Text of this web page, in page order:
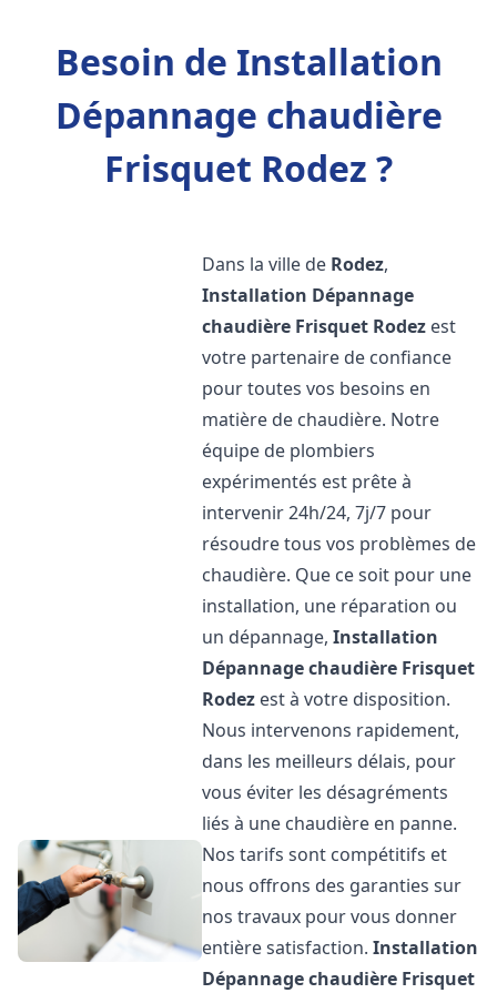
Besoin de Installation
Dépannage chaudière
Frisquet Rodez ?
Dans la ville de Rodez,
Installation Dépannage
chaudière Frisquet Rodez est
votre partenaire de confiance
pour toutes vos besoins en
matière de chaudière. Notre
équipe de plombiers
expérimentés est prête à
intervenir 24h/24, 7j/7 pour
résoudre tous vos problèmes de
chaudière. Que ce soit pour une
installation, une réparation ou
un dépannage,Installation
Dépannage chaudière Frisquet
Rodez est à votre disposition.
Nous intervenons rapidement,
dans les meilleurs délais, pour
vous éviter les désagréments
liés à une chaudière en panne.
Nos tarifs sont compétitifs et
nous offrons des garanties sur
nos travaux pour vous donner
entière satisfaction.Installation
Dépannage chaudière Frisquet